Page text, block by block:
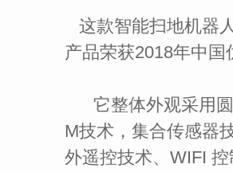
这款智能扫地机器
产品荣获2018年中
它整体外观采用圆
M技术，集合传感器
外遥控技术、WIFI